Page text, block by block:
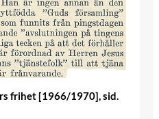
frihet [1966/1970], sid.